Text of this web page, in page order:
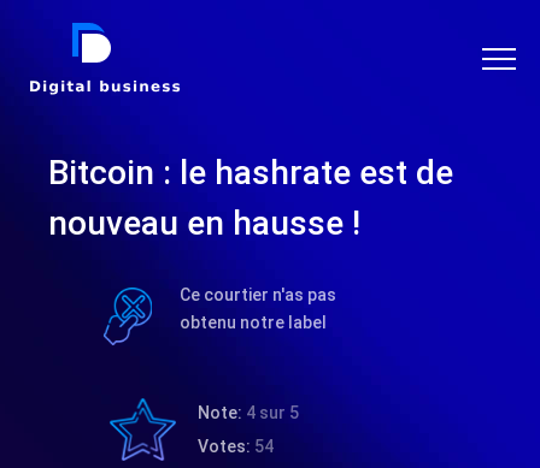
DIGITAL BUSINESS
Bitcoin : le hashrate est de
nouveau en hausse !
Ce courtier n'as pas
obtenu notre label
Note: 4 sur 5
Votes: 54